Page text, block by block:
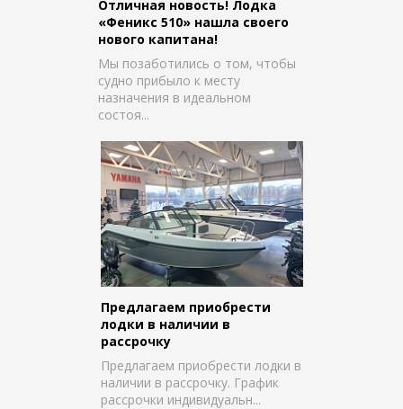
Комментарий
Даю согласие на обработку моихперсональных
ОТПРАВИТЬ ЗАЯВКУ
Комментарий
Даю согласие на обработку моихперсональных
ОТПРАВИТЬ ЗАЯВКУ
Комментарий
Даю согласие на обработку моихперсональных
ОТПРАВИТЬ ПИСЬМО
Отличная новость! Лодка
«Феникс 510» нашла своего
нового капитана!
Мы позаботились о том, чтобы
судно прибыло к месту
назначения в идеальном
состоя...
Предлагаем приобрести
лодки в наличии в
рассрочку
Предлагаем приобрести лодки в
наличии в рассрочку. График
рассрочки индивидуальн...